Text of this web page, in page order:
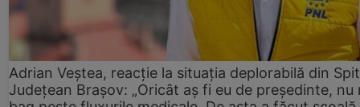
Adrian Veștea, reacție la situația deplorabilă din
Județean Brașov: „Oricât aș fi eu de președinte, nu